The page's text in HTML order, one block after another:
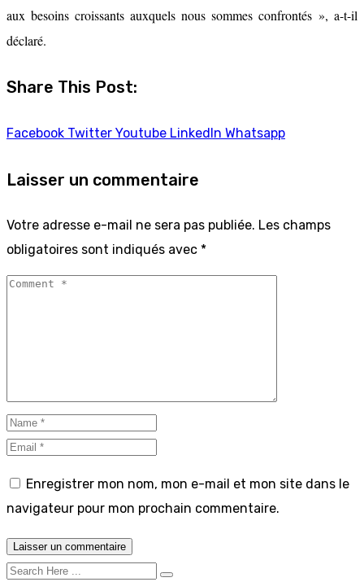
aux besoins croissants auxquels nous sommes confrontés », a-t-il
déclaré.
Share This Post:
Facebook Twitter Youtube LinkedIn Whatsapp
Laisser un commentaire
Votre adresse e-mail ne sera pas publiée. Les champs
obligatoires sont indiqués avec *
Enregistrer mon nom, mon e-mail et mon site dans le
navigateur pour mon prochain commentaire.